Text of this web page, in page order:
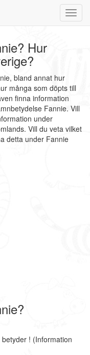
Hur
bland annat hur
många som döpts till
finna information
Fannie. Vill
under
Vill du veta vilket
detta under Fannie
! (Information